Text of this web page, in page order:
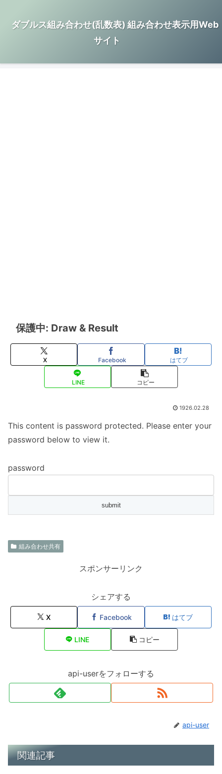
ダブルス組み合わせ(乱数表) 組み合わせ表示用Web
サイト
保護中: Draw & Result
X Facebook はてブ
LINE コピー
1926.02.28
This content is password protected. Please enter your
password below to view it.
password
組み合わせ共有
スポンサーリンク
シェアする
X Facebook はてブ
LINE コピー
api-userをフォローする
api-user
関連記事